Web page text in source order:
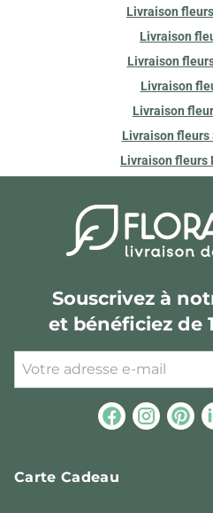
Livraison
Livraison
Livraison
Livraison
Livraison
Livraison fleurs
Livraison fleurs
Souscrivez à
et bénéficiez de
Carte Cadeau